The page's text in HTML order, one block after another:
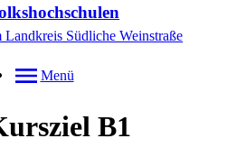
Landkreis Südliche Weinstraße
Menü
B1